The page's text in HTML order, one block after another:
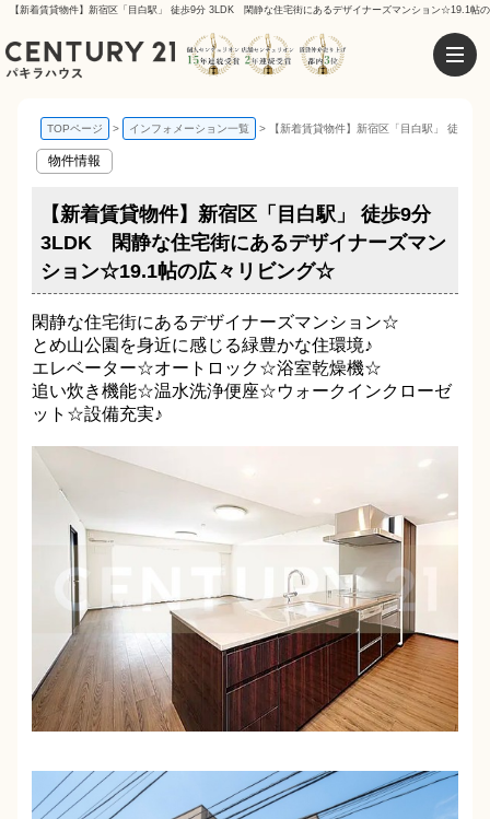
【新着賃貸物件】新宿区「目白駅」 徒歩9分 3LDK 閑静な住宅街にあるデザイナーズマンション☆19.1帖
TOPページ インフォメーション一覧 【新着賃貸物件】新宿区「目白駅」 徒歩
物件情報
【新着賃貸物件】新宿区「目白駅」 徒歩9分
3LDK 閑静な住宅街にあるデザイナーズマン
ション☆19.1帖の広々リビング☆
閑静な住宅街にあるデザイナーズマンション☆
とめ山公園を身近に感じる緑豊かな住環境♪
エレベーター☆オートロック☆浴室乾燥機☆
追い炊き機能☆温水洗浄便座☆ウォークインクローゼ
ット☆設備充実♪